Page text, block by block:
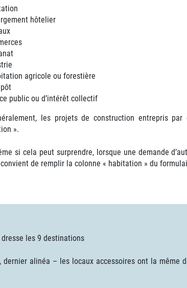
hôtelier
agricole ou forestière
public ou d’intérêt collectif
les projets de construction entrepris
».
si cela peut surprendre, lorsque une demande
de remplir la colonne « habitation » du
dresse les 9 destinations
, dernier alinéa – les locaux accessoires ont la même